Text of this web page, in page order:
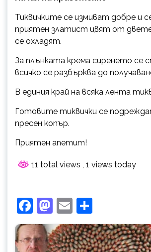
Тиквичките се измиват добре и
приятен златист цвят от
се охладят.
За плънката крема сиренето се
всичко се разбърква до
В единия край на всяка лента
Готовите тиквички се
пресен копър.
Приятен апетит!
11 total views , 1 views today
Facebook
Mastodon
Email